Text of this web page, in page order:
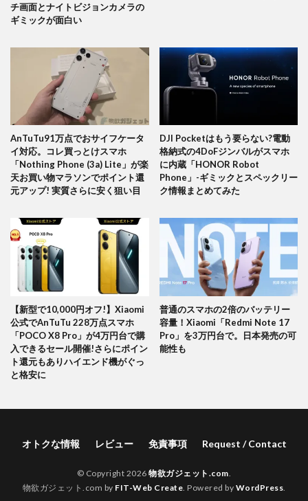
チ画面とナイトビジョンカメラの
ギミックが面白い
AnTuTu91万点でおサイフケータ
イ対応。コレ買っとけスマホ
「Nothing Phone (3a) Lite」が楽
天お買い物マラソンでポイント還
元アップ! 実質さらに安く狙い目
DJI Pocketはもう要らない?電動
格納式の4DoFジンバルがスマホ
に内蔵「HONOR Robot
Phone」-ギミックとスペックリー
ク情報まとめてみた
【新型で10,000円オフ!】Xiaomi
公式でAnTuTu 228万点スマホ
「POCO X8 Pro」が4万円台で購
入できるセール開催!さらにポイン
ト還元もありハイエンド機がぐっ
と格安に
普通のスマホの2倍のバッテリー
容量！Xiaomi「Redmi Note 17
Pro」を3万円台で。日本発売の可
能性も
オトクな情報 レビュー 免責事項 Request / Contact
© Copyright 2026物欲ガジェット.com
物欲ガジェット.com by FIT-Web Create . Powered by WordPress